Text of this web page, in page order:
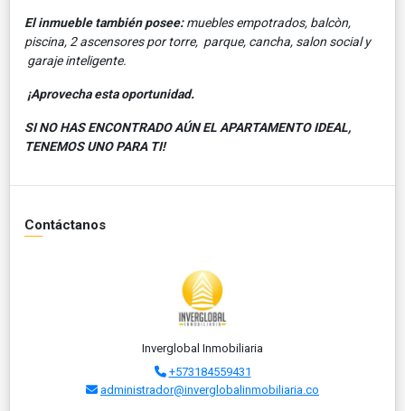
El inmueble también posee:muebles empotrados, balcòn,
piscina, 2 ascensores por torre, parque, cancha, salon social y
garaje inteligente.
¡Aprovecha esta oportunidad.
SI NO HAS ENCONTRADO AÚN EL APARTAMENTO IDEAL,
TENEMOS UNO PARA TI!
Contáctanos
Inverglobal Inmobiliaria
+573184559431
administrador@inverglobalinmobiliaria.co